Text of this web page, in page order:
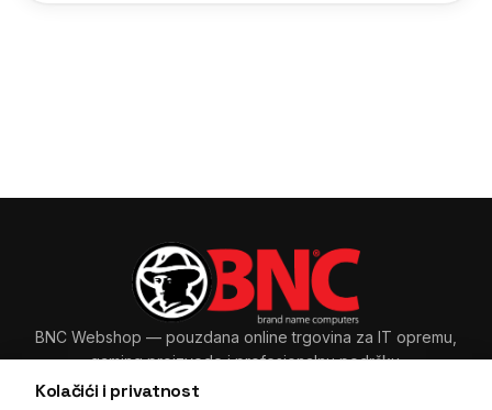
Kolačići i privatnost
BNC Webshop — pouzdana online trgovina za IT opremu,
gaming proizvode i profesionalnu podršku.